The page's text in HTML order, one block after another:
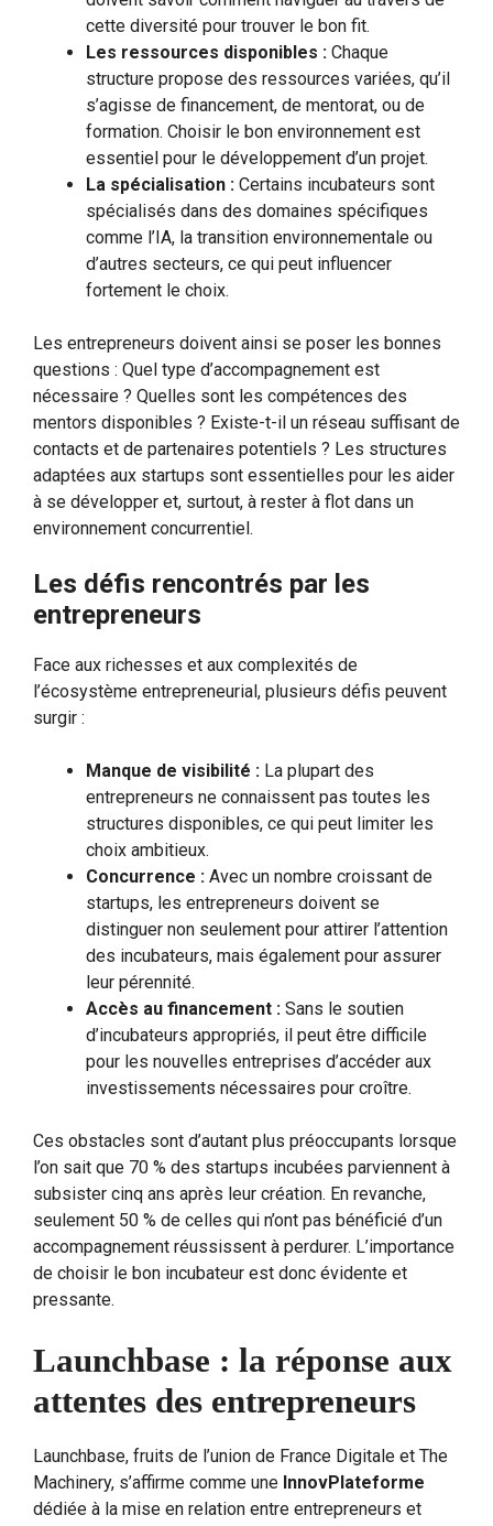
cette diversité pour trouver le bon fit.
Les ressources disponibles : Chaque
structure propose des ressources variées, qu’il
s’agisse de financement, de mentorat, ou de
formation. Choisir le bon environnement est
essentiel pour le développement d’un projet.
La spécialisation : Certains incubateurs sont
spécialisés dans des domaines spécifiques
comme l’IA, la transition environnementale ou
d’autres secteurs, ce qui peut influencer
fortement le choix.
Les entrepreneurs doivent ainsi se poser les bonnes
questions : Quel type d’accompagnement est
nécessaire ? Quelles sont les compétences des
mentors disponibles ? Existe-t-il un réseau suffisant de
contacts et de partenaires potentiels ? Les structures
adaptées aux startups sont essentielles pour les aider
à se développer et, surtout, à rester à flot dans un
environnement concurrentiel.
Les défis rencontrés par les
entrepreneurs
Face aux richesses et aux complexités de
l’écosystème entrepreneurial, plusieurs défis peuvent
surgir :
Manque de visibilité : La plupart des
entrepreneurs ne connaissent pas toutes les
structures disponibles, ce qui peut limiter les
choix ambitieux.
Concurrence : Avec un nombre croissant de
startups, les entrepreneurs doivent se
distinguer non seulement pour attirer l’attention
des incubateurs, mais également pour assurer
leur pérennité.
Accès au financement : Sans le soutien
d’incubateurs appropriés, il peut être difficile
pour les nouvelles entreprises d’accéder aux
investissements nécessaires pour croître.
Ces obstacles sont d’autant plus préoccupants lorsque
l’on sait que 70 % des startups incubées parviennent à
subsister cinq ans après leur création. En revanche,
seulement 50 % de celles qui n’ont pas bénéficié d’un
accompagnement réussissent à perdurer. L’importance
de choisir le bon incubateur est donc évidente et
pressante.
Launchbase : la réponse aux
attentes des entrepreneurs
Launchbase, fruits de l’union de France Digitale et The
Machinery, s’affirme comme une InnovPlateforme
dédiée à la mise en relation entre entrepreneurs et